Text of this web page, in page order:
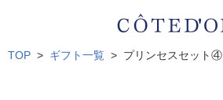
TOP ギフト一覧 プリンセスセット④